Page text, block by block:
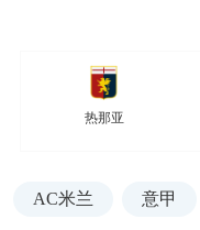
热那亚
AC米兰 意甲